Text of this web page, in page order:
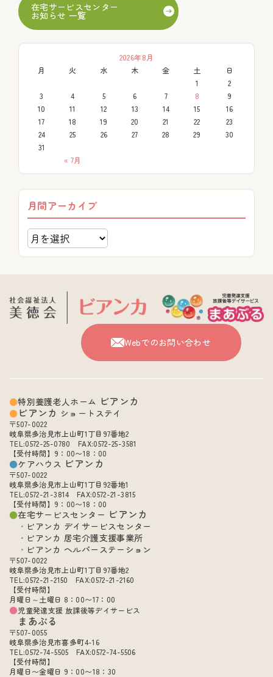
在宅サービスセンター
お知らせ 一覧
2026年8月
月
火 水 木 金 土 日
« 7月
1
2
3
4 5 6 7 8
9
10
11 12 13 14 15
16
17
18 19 20 21 22
23
24
25 26 27 28 29
30
31
月間アーカイブ
Webでのお問い合わせ
特別養護老人ホーム ビアンカ
ビアンカ ショートステイ
〒507-0022
岐阜県多治見市上山町1丁目97番地2
TEL:0572-25-0780 FAX:0572-25-3581
【受付時間】9：00〜18：00
ケアハウス ビアンカ
〒507-0022
岐阜県多治見市上山町1丁目92番地1
TEL:0572-21-3814 FAX:0572-21-3815
【受付時間】9：00〜18：00
在宅サービスセンター ビアンカ
ビアンカ デイサービスセンター
ビアンカ 居宅介護支援事業所
ビアンカ ヘルパーステーション
〒507-0022
岐阜県多治見市上山町1丁目97番地2
TEL:0572-21-2150 FAX:0572-21-2160
【受付時間】
月曜日～土曜日 8：00〜17：00
児童発達支援 放課後等デイサービス
まあぶる
〒507-0055
岐阜県多治見市喜多町4-16
TEL:0572-74-5505 FAX:0572-74-5506
【受付時間】
月曜日〜金曜日 9：00〜18：30